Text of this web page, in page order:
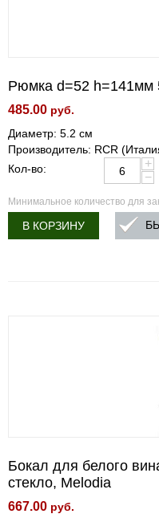
Рюмка d=52 h=141мм
485.00 руб.
Диаметр: 5.2 см
Производитель: RCR
Кол-во:
+
−
Минимальное количество для
В КОРЗИНУ
Бокал для белого
стекло, Melodia
667.00 руб.